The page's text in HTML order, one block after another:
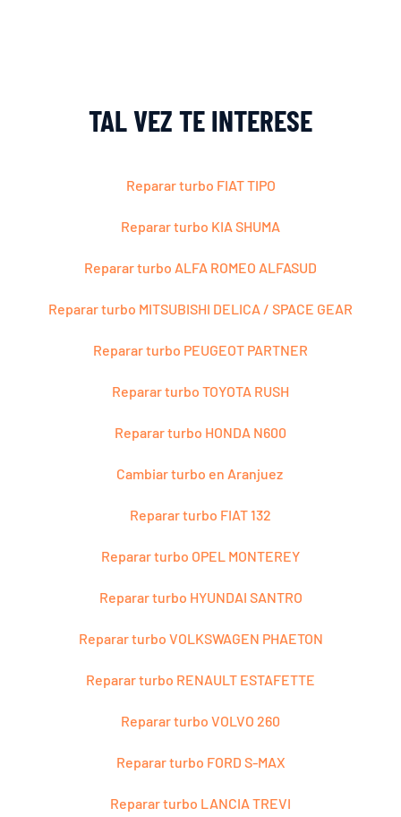
TAL VEZ TE INTERESE
Reparar turbo FIAT TIPO
Reparar turbo KIA SHUMA
Reparar turbo ALFA ROMEO ALFASUD
Reparar turbo MITSUBISHI DELICA / SPACE GEAR
Reparar turbo PEUGEOT PARTNER
Reparar turbo TOYOTA RUSH
Reparar turbo HONDA N600
Cambiar turbo en Aranjuez
Reparar turbo FIAT 132
Reparar turbo OPEL MONTEREY
Reparar turbo HYUNDAI SANTRO
Reparar turbo VOLKSWAGEN PHAETON
Reparar turbo RENAULT ESTAFETTE
Reparar turbo VOLVO 260
Reparar turbo FORD S-MAX
Reparar turbo LANCIA TREVI